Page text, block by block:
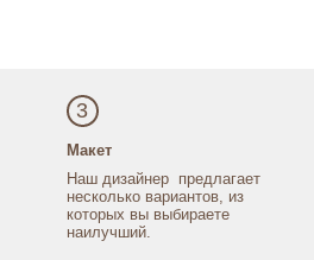
3
Макет
Наш дизайнер предлагает
нескольковариантов, из
которых вы выбираете
наилучший.